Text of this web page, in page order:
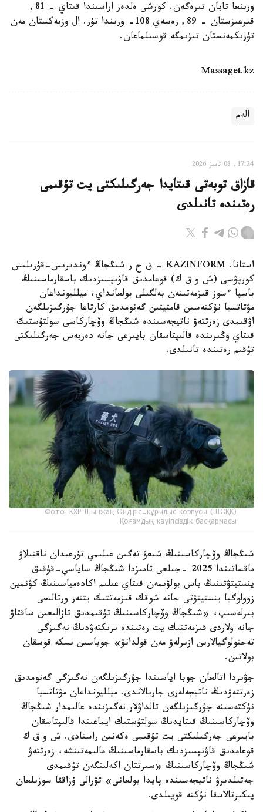
ورىنعا تابان تىرەگەن. كورشى ەلدەر اراسىندا قىتاي - 81,
قىرعىزستان - 89, رەسەي 108- ورىندا تۇر. ال وزبەكستان مەن
تۇرىكمەنستان تىزىمگە قوسىلماعان.
Massaget.kz
الەم
17:24, 08 تامىز 2026
قازاق توبەتى قىتايدا جەرگىلىكتى يت تۇقىمى
رەتىندە تانىلدى
استانا. KAZINFORM – ق ح ر شىڭجاڭ ءوندىرىس-قۇرىلىس
كورپۋسى (ش و ق ك) قوعامدىق قاۋىپسىزدىك باسقارماسىنىڭ
باسپا ءسوز قىزمەتىنەن بەلگىلى بولعانداي، ميلليونداعان
مۋتاتسيا نۇكتەسىن قامتيتىن گەنومدىق كارتاعا جۇرگىزىلگەن
اۋقىمدى زەرتتەۋ ناتيجەسىندە شىڭجاڭ وۆچاركاسى سولتۇستىك
قىتاي وڭىرىندە قالىپتاسقان بايىرعى جانە دەربەس جەرگىلىكتى
تۇقىم رەتىندە تانىلدى.
Фото: ҚХР Шыңжаң Өндіріс-құрылыс корпусы (ШӨҚК)
Қоғамдық қауіпсіздік басқармасы
شىڭجاڭ وۆچاركاسىنىڭ شىعۋ تەگىن عىلىمي تۇرعىدان ناقتىلاۋ
ماقساتىندا 2025 -جىلعى تامىزدا شىڭجاڭ ساياسي-قۇقىق
ينستيتۋتىنىڭ باس بولۋىمەن قىتاي عىلىم اكادەمياسىنىڭ كۋنمين
زوولوگيا ينستيتۋتى جانە شوقك قىزمەتتىك يتتەر ورتالىعى
بىرلەسىپ، «شىڭجاڭ وۆچاركاسىنىڭ تۇقىمدىق تازالىعىن ساقتاۋ
جانە ولاردى قىزمەتتىك يت رەتىندە ىرىكتەۋدىڭ نەگىزگى
تەحنولوگيالارىن ازىرلەۋ مەن قولدانۋ» جوباسىن ىسكە قوسقان
بولاتىن.
جۋىردا اتالعان جوبا اياسىندا جۇرگىزىلگەن نەگىزگى گەنومدىق
زەرتتەۋدىڭ ناتيجەلەرى جاريالاندى. ميلليونداعان مۋتاتسيا
نۇكتەسىنە جۇرگىزىلگەن تالداۋلار نەگىزىندە عالىمدار شىڭجاڭ
وۆچاركاسىنىڭ قىتايدىڭ سولتۇستىك ايماعىندا قالىپتاسقان
بايىرعى جەرگىلىكتى يت تۇقىمى ەكەنىن راستادى. ش و ق ك
قوعامدىق قاۋىپسىزدىك باسقارماسىنىڭ مالىمەتىنشە، زەرتتەۋ
شىڭجاڭ وۆچاركاسىنىڭ «سىرتتان اكەلىنگەن تۇقىمدى
جەتىلدىرۋ ناتيجەسىندە پايدا بولعانى» تۋرالى ۇزاققا سوزىلعان
پىكىرتالاسقا نۇكتە قويىلدى.